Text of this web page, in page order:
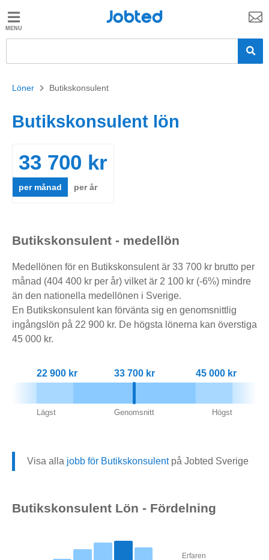
Jobted
Löner
Jobted
Löner > Butikskonsulent
Butikskonsulent lön
33 700 kr
per månad per år
Butikskonsulent - medellön
Medellönen för en Butikskonsulent är 33 700 kr brutto per
månad (404 400 kr per år) vilket är 2 100 kr (-6%) mindre
än den nationella medellönen i Sverige.
En Butikskonsulent kan förvänta sig en genomsnittlig
ingångslön på 22 900 kr. De högsta lönerna kan överstiga
45 000 kr.
22 900 kr
Lägst
33 700 kr
Genomsnitt
45 000 kr
Högst
Visa alla jobb för Butikskonsulentpå Jobted Sverige
Butikskonsulent Lön - Fördelning
Erfaren